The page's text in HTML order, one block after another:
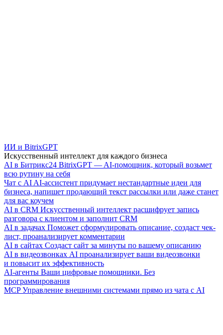
ИИ и BitrixGPT
Искусственный интеллект для каждого бизнеса
AI в Битрикс24 BitrixGPT — AI-помощник, который возьмет
всю рутину на себя
Чат с AI AI-ассистент придумает нестандартные идеи для
бизнеса, напишет продающий текст рассылки или даже станет
для вас коучем
AI в CRM Искусственный интеллект расшифрует запись
разговора с клиентом и заполнит CRM
AI в задачах Поможет сформулировать описание, создаст чек-
лист, проанализирует комментарии
AI в сайтах Создаст сайт за минуты по вашему описанию
AI в видеозвонках AI проанализирует ваши видеозвонки
и повысит их эффективность
AI-агенты Ваши цифровые помощники. Без
программирования
MCP Управление внешними системами прямо из чата с AI